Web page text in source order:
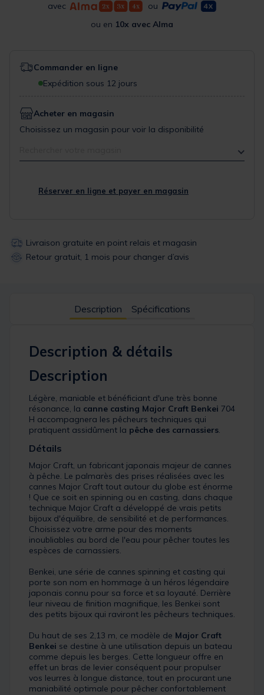
avec
ou
ou en 10x avec Alma
Commander en ligne
Expédition sous 12 jours
Acheter en magasin
Choisissez un magasin pour voir la disponibilité
Réserver en ligne et payer en magasin
Livraison gratuite en point relais et magasin
Retour gratuit, 1 mois pour changer d’avis
Description Spécifications
Description & détails
Description
Légère, maniable et bénéficiant d'une très bonne
résonance, la canne casting Major Craft Benkei 704
H accompagnera les pêcheurs techniques qui
pratiquent assidûment la pêche des carnassiers.
Détails
Major Craft, un fabricant japonais majeur de cannes
à pêche. Le palmarès des prises réalisées avec les
cannes Major Craft tout autour du globe est énorme
! Que ce soit en spinning ou en casting, dans chaque
technique Major Craft a développé de vrais petits
bijoux d'équilibre, de sensibilité et de performances.
Choisissez votre arme pour des moments
inoubliables au bord de l'eau pour pêcher toutes les
espèces de carnassiers.
Benkei, une série de cannes spinning et casting qui
porte son nom en hommage à un héros légendaire
japonais connu pour sa force et sa loyauté. Derrière
leur niveau de finition magnifique, les Benkei sont
des petits bijoux qui raviront les pêcheurs techniques.
Du haut de ses 2,13 m, ce modèle de Major Craft
Benkei se destine à une utilisation depuis un bateau
comme depuis les berges. Cette longueur offre en
effet un bras de levier conséquent pour propulser
vos leurres à longue distance, tout en procurant une
maniabilité optimale pour pêcher confortablement